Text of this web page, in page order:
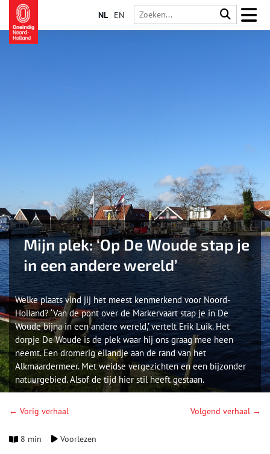
NL EN
Mijn plek: ‘Op De Woude stap je
in een andere wereld’
Welke plaats vind jij het meest kenmerkend voor Noord-
Holland? ‘Van de pont over de Markervaart stap je in De
Woude bijna in een andere wereld,’ vertelt Erik Luik. Het
dorpje De Woude is de plek waar hij ons graag mee heen
neemt. Een dromerig eilandje aan de rand van het
Alkmaardermeer. Met weidse vergezichten en een bijzonder
natuurgebied. Alsof de tijd hier stil heeft gestaan.
← Vorig verhaal Volgend verhaal →
8 min Voorlezen